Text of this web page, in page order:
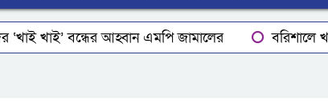
‘খাই খাই’ বন্ধের আহ্বান এমপি জামালের বরিশালে